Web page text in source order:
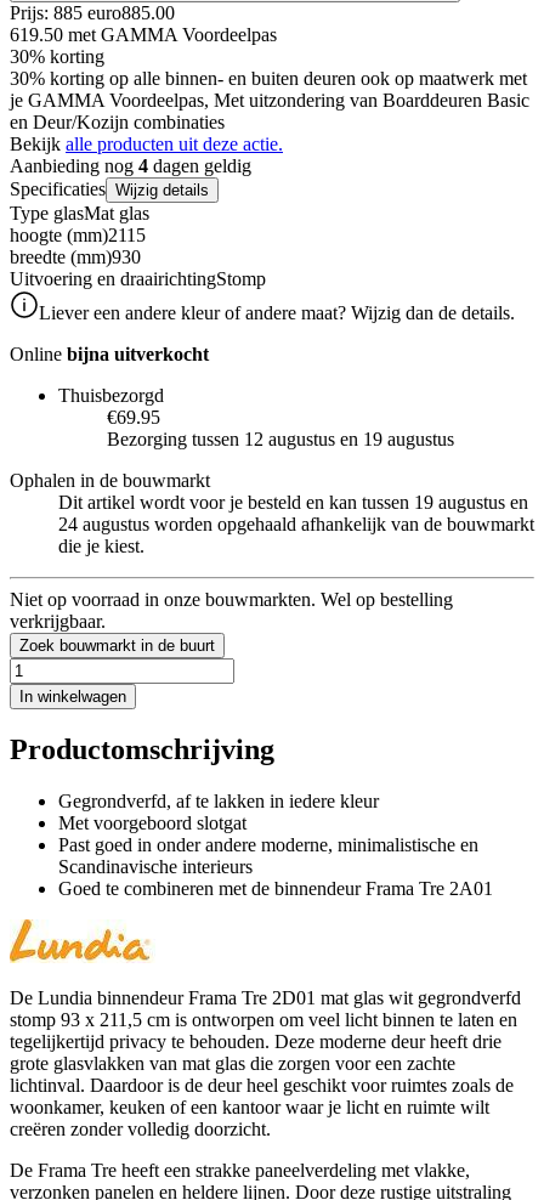
Prijs: 885 euro885.00
619.50 met GAMMA Voordeelpas
30% korting
30% korting op alle binnen- en buiten deuren ook op maatwerk met
je GAMMA Voordeelpas, Met uitzondering van Boarddeuren Basic
en Deur/Kozijn combinaties
Bekijk alle producten uit deze actie.
Aanbieding nog 4 dagen geldig
Specificaties Wijzig details
Type glasMat glas
hoogte (mm)2115
breedte (mm)930
Uitvoering en draairichtingStomp
Liever een andere kleur of andere maat? Wijzig dan de details.
Online bijna uitverkocht
Thuisbezorgd
€69.95
Bezorging tussen 12 augustus en 19 augustus
Ophalen in de bouwmarkt
Dit artikel wordt voor je besteld en kan tussen 19 augustus en
24 augustus worden opgehaald afhankelijk van de bouwmarkt
die je kiest.
Niet op voorraad in onze bouwmarkten. Wel op bestelling
verkrijgbaar.
Zoek bouwmarkt in de buurt
In winkelwagen
Productomschrijving
Gegrondverfd, af te lakken in iedere kleur
Met voorgeboord slotgat
Past goed in onder andere moderne, minimalistische en
Scandinavische interieurs
Goed te combineren met de binnendeur Frama Tre 2A01
De Lundia binnendeur Frama Tre 2D01 mat glas wit gegrondverfd
stomp 93 x 211,5 cm is ontworpen om veel licht binnen te laten en
tegelijkertijd privacy te behouden. Deze moderne deur heeft drie
grote glasvlakken van mat glas die zorgen voor een zachte
lichtinval. Daardoor is de deur heel geschikt voor ruimtes zoals de
woonkamer, keuken of een kantoor waar je licht en ruimte wilt
creëren zonder volledig doorzicht.
De Frama Tre heeft een strakke paneelverdeling met vlakke,
verzonken panelen en heldere lijnen. Door deze rustige uitstraling